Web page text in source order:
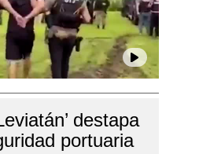
destapa
portuaria